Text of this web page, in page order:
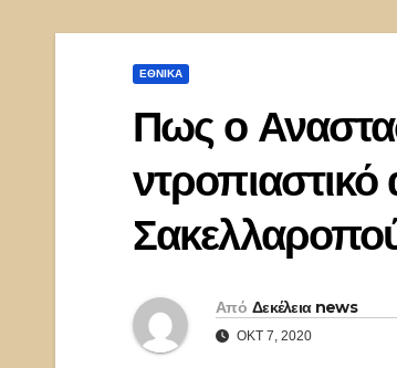
ΕΘΝΙΚΑ
Πως ο
Από Δεκέλεια news
ΟΚΤ 7, 2020